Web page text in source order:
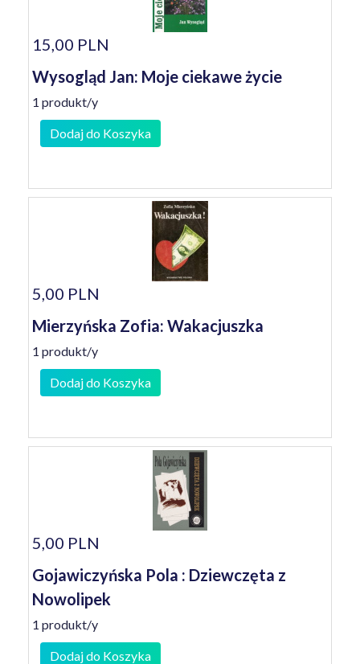
15,00 PLN
Wysogląd Jan: Moje ciekawe życie
1 produkt/y
Dodaj do Koszyka
5,00 PLN
Mierzyńska Zofia: Wakacjuszka
1 produkt/y
Dodaj do Koszyka
5,00 PLN
Gojawiczyńska Pola : Dziewczęta z
Nowolipek
1 produkt/y
Dodaj do Koszyka